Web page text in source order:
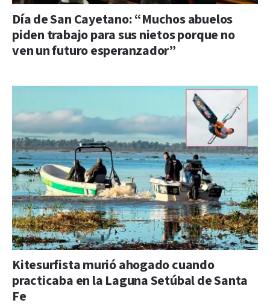
Día de San Cayetano: “Muchos abuelos
piden trabajo para sus nietos porque no
ven un futuro esperanzador”
Kitesurfista murió ahogado cuando
practicaba en la Laguna Setúbal de Santa
Fe